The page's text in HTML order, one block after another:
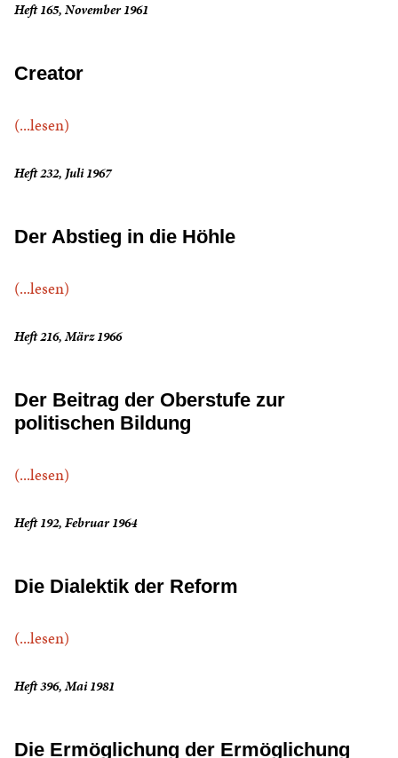
Heft 165, November 1961
Creator
(...lesen)
Heft 232, Juli 1967
Der Abstieg in die Höhle
(...lesen)
Heft 216, März 1966
Der Beitrag der Oberstufe zur
politischen Bildung
(...lesen)
Heft 192, Februar 1964
Die Dialektik der Reform
(...lesen)
Heft 396, Mai 1981
Die Ermöglichung der Ermöglichung